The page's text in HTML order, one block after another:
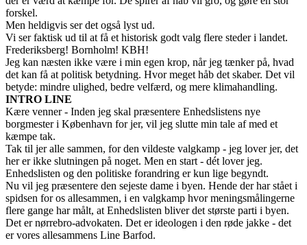
forskel.
Men heldigvis ser det også lyst ud.
Vi ser faktisk ud til at få et historisk godt valg flere steder i landet.
Frederiksberg! Bornholm! KBH!
Jeg kan næsten ikke være i min egen krop, når jeg tænker på, hvad
det kan få at politisk betydning. Hvor meget håb det skaber. Det vil
betyde: mindre ulighed, bedre velfærd, og mere klimahandling.
INTRO LINE
Kære venner - Inden jeg skal præsentere Enhedslistens nye
borgmester i København for jer, vil jeg slutte min tale af med et
kæmpe tak.
Tak til jer alle sammen, for den vildeste valgkamp - jeg lover jer, det
her er ikke slutningen på noget. Men en start - dét lover jeg.
Enhedslisten og den politiske forandring er kun lige begyndt.
Nu vil jeg præsentere den sejeste dame i byen. Hende der har stået i
spidsen for os allesammen, i en valgkamp hvor meningsmålingerne
flere gange har målt, at Enhedslisten bliver det største parti i byen.
Det er nørrebro-advokaten. Det er ideologen i den røde jakke - det
er vores allesammens Line Barfod.